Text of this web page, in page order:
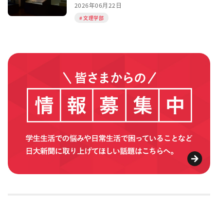
2026年06月22日
文理学部